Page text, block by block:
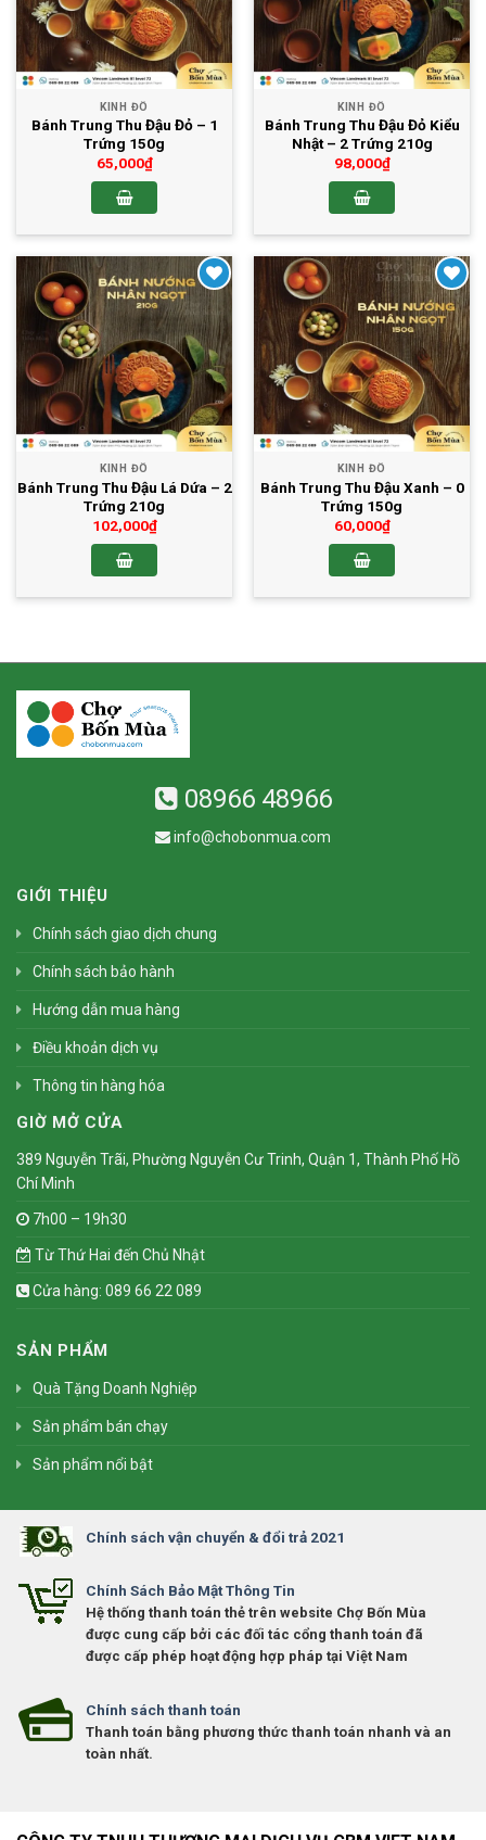
KINH ĐÔ
Bánh Trung Thu Đậu Đỏ – 1
Trứng 150g
65,000₫
KINH ĐÔ
Bánh Trung Thu Đậu Đỏ Kiểu
Nhật – 2 Trứng 210g
98,000₫
Yêu thích
KINH ĐÔ
Bánh Trung Thu Đậu Lá Dứa – 2
Trứng 210g
102,000₫
Yêu thích
KINH ĐÔ
Bánh Trung Thu Đậu Xanh – 0
Trứng 150g
60,000₫
08966 48966
info@chobonmua.com
GIỚI THIỆU
Chính sách giao dịch chung
Chính sách bảo hành
Hướng dẫn mua hàng
Điều khoản dịch vụ
Thông tin hàng hóa
GIỜ MỞ CỬA
389 Nguyễn Trãi, Phường Nguyễn Cư Trinh, Quận 1, Thành Phố Hồ
Chí Minh
7h00 – 19h30
Từ Thứ Hai đến Chủ Nhật
Cửa hàng: 089 66 22 089
SẢN PHẨM
Quà Tặng Doanh Nghiệp
Sản phẩm bán chạy
Sản phẩm nổi bật
Chính sách vận chuyển & đổi trả 2021
Chính Sách Bảo Mật Thông Tin
Hệ thống thanh toán thẻ trên website Chợ Bốn Mùa
được cung cấp bởi các đối tác cổng thanh toán đã
được cấp phép hoạt động hợp pháp tại Việt Nam
Chính sách thanh toán
Thanh toán bằng phương thức thanh toán nhanh và an
toàn nhất.